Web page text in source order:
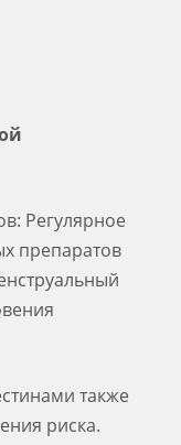
Регулярное
препаратов
также
риска.